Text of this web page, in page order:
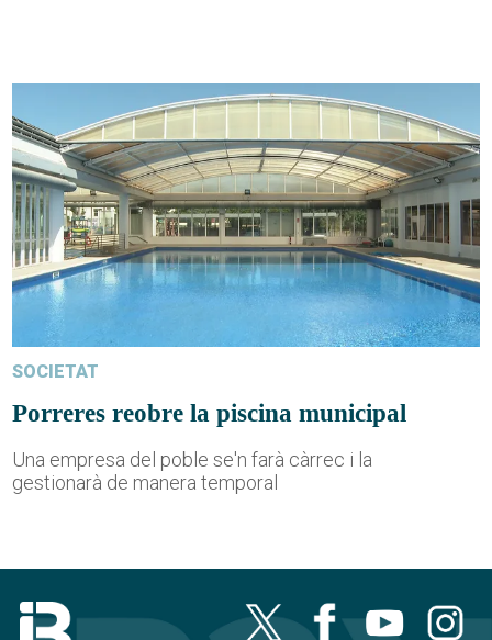
SOCIETAT
Porreres reobre la piscina municipal
Una empresa del poble se'n farà càrrec i la
gestionarà de manera temporal